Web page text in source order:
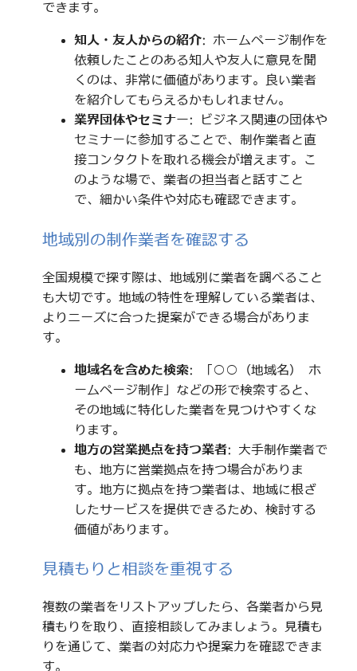
できます。
知人・友人からの紹介: ホームページ制作を
依頼したことのある知人や友人に意見を聞
くのは、非常に価値があります。良い業者
を紹介してもらえるかもしれません。
業界団体やセミナー: ビジネス関連の団体や
セミナーに参加することで、制作業者と直
接コンタクトを取れる機会が増えます。こ
のような場で、業者の担当者と話すこと
で、細かい条件や対応も確認できます。
地域別の制作業者を確認する
全国規模で探す際は、地域別に業者を調べること
も大切です。地域の特性を理解している業者は、
よりニーズに合った提案ができる場合がありま
す。
地域名を含めた検索: 「○○（地域名） ホ
ームページ制作」などの形で検索すると、
その地域に特化した業者を見つけやすくな
ります。
地方の営業拠点を持つ業者: 大手制作業者で
も、地方に営業拠点を持つ場合がありま
す。地方に拠点を持つ業者は、地域に根ざ
したサービスを提供できるため、検討する
価値があります。
見積もりと相談を重視する
複数の業者をリストアップしたら、各業者から見
積もりを取り、直接相談してみましょう。見積も
りを通じて、業者の対応力や提案力を確認できま
す。